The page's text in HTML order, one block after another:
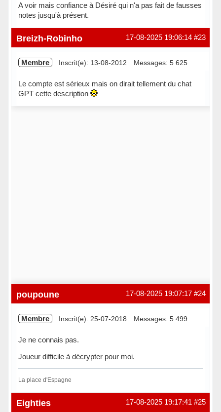
A voir mais confiance à Désiré qui n'a pas fait de fausses
notes jusqu'à présent.
Hors ligne #23
17-08-2025 19:06:14
Breizh-Robinho
Membre Inscrit(e): 13-08-2012 Messages: 5 625
Le compte est sérieux mais on dirait tellement du chat
GPT cette description
#24
17-08-2025 19:07:17
poupoune
Membre Inscrit(e): 25-07-2018 Messages: 5 499
Je ne connais pas.
Joueur difficile à décrypter pour moi.
La place d'Espagne
Hors ligne #25
17-08-2025 19:17:41
Eighties